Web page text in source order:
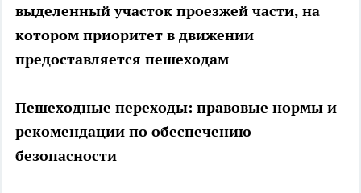
выделенный участок проезжей части, на
котором приоритет в движении
предоставляется пешеходам
Пешеходные переходы: правовые нормы и
рекомендации по обеспечению
безопасности